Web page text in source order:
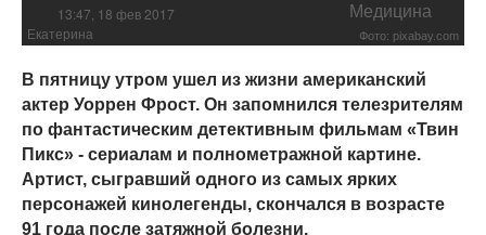
13:47, 18 фев 2017 Медицина
Екатерина Фото: pixabay.com
В пятницу утром ушел из жизни американский
актер Уоррен Фрост. Он запомнился телезрителям
по фантастическим детективным фильмам «Твин
Пикс» - сериалам и полнометражной картине.
Артист, сыгравший одного из самых ярких
персонажей кинолегенды, скончался в возрасте
91 года после затяжной болезни.